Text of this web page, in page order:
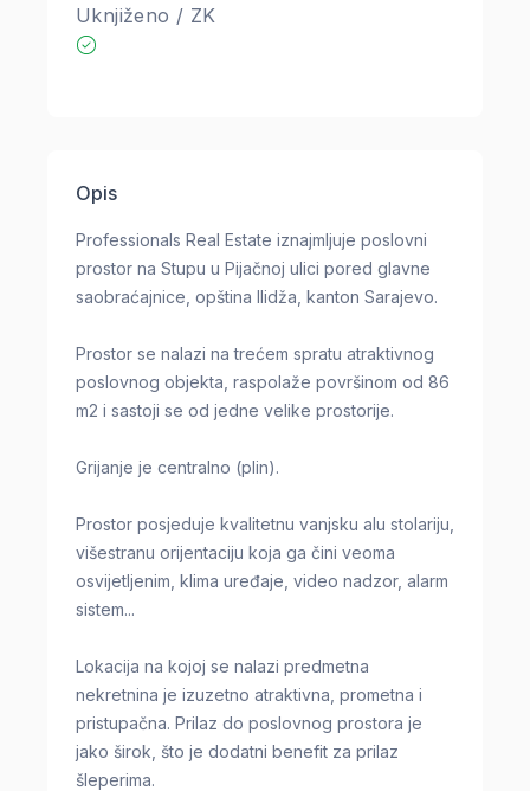
Uknjiženo / ZK
Opis
Professionals Real Estate iznajmljuje poslovni
prostor na Stupu u Pijačnoj ulici pored glavne
saobraćajnice, opština Ilidža, kanton Sarajevo.
Prostor se nalazi na trećem spratu atraktivnog
poslovnog objekta, raspolaže površinom od 86
m2 i sastoji se od jedne velike prostorije.
Grijanje je centralno (plin).
Prostor posjeduje kvalitetnu vanjsku alu stolariju,
višestranu orijentaciju koja ga čini veoma
osvijetljenim, klima uređaje, video nadzor, alarm
sistem...
Lokacija na kojoj se nalazi predmetna
nekretnina je izuzetno atraktivna, prometna i
pristupačna. Prilaz do poslovnog prostora je
jako širok, što je dodatni benefit za prilaz
šleperima.